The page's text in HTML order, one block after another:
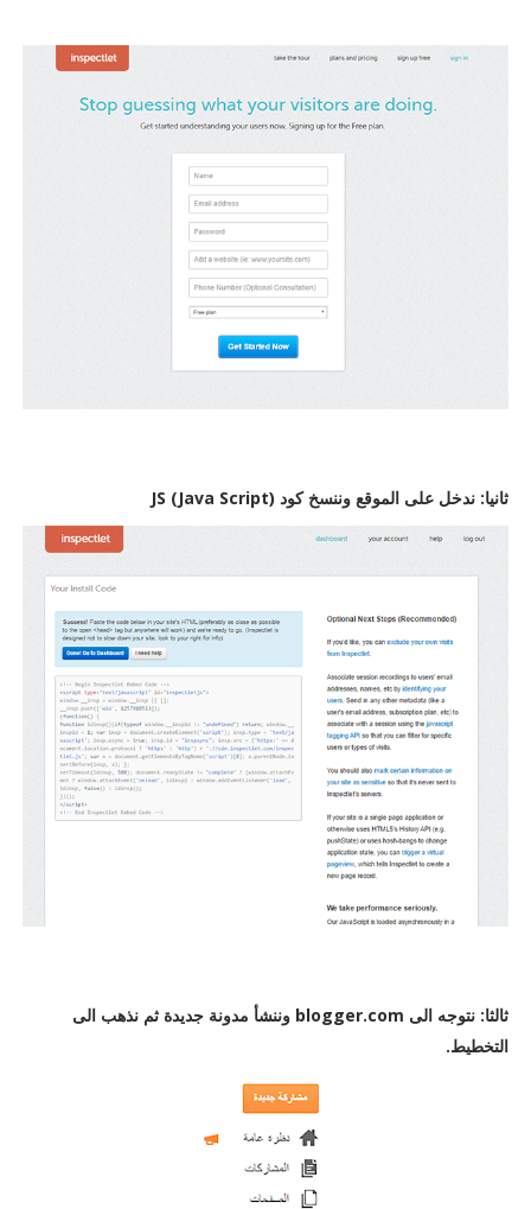
ثانيا: ندخل على الموقع وننسخ كود JS (Java Script)
ثالثا: نتوجه الى blogger.com وننشأ مدونة جديدة ثم نذهب الى
التخطيط.